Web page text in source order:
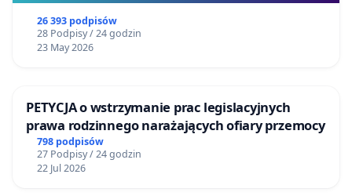
26 393 podpisów
28 Podpisy / 24 godzin
23 May 2026
PETYCJA o wstrzymanie prac legislacyjnych
prawa rodzinnego narażających ofiary przemocy
798 podpisów
27 Podpisy / 24 godzin
22 Jul 2026